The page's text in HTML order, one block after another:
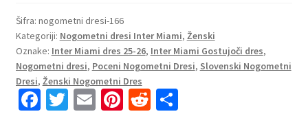
Miami
CF
Domači
2025-
26
roza
Šifra: nogometni dresi-166
Kategoriji: Nogometni dresi Inter Miami, Ženski
Oznake: Inter Miami dres 25-26, Inter Miami Gostujoči dres,
Nogometni dresi, Poceni Nogometni Dresi, Slovenski Nogometni
Dresi, Ženski Nogometni Dres
Fa T E Pi R S